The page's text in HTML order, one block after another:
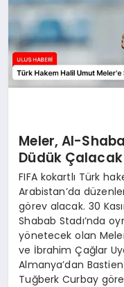
Meler, Al-
Düdük Çalacak
FIFA kokartlı Türk
Arabistan’da
görev alacak. 30
Shabab Stadı’nda
yönetecek olan
ve İbrahim Çağlar
Almanya’dan
Tuğberk Curbay